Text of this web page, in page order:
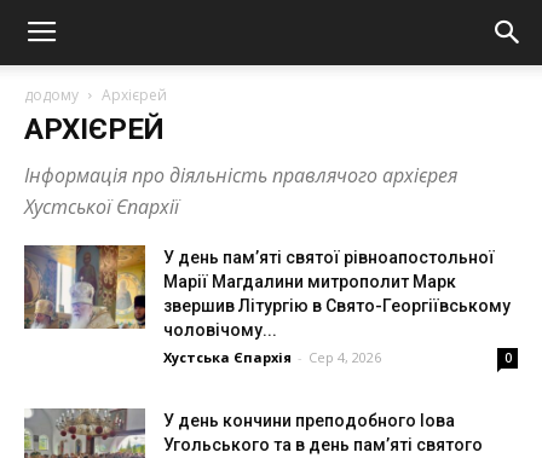
додому Архієрей
АРХІЄРЕЙ
Інформація про діяльність правлячого архієрея
Хустської Єпархії
У день пам’яті святої рівноапостольної
Марії Магдалини митрополит Марк
звершив Літургію в Свято-Георгіївському
чоловічому...
Хустська Єпархія - Сер 4, 2026 0
У день кончини преподобного Іова
Угольського та в день пам’яті святого